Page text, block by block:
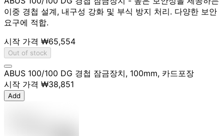
이중 경첩 설계, 내구성 강화 및 부식 방지 처리. 다양한 보안
요구에 적합.
시작 가격 ₩65,554
Out of stock
ABUS 100/100 DG 경첩 잠금장치, 100mm, 카드포장
시작 가격 ₩38,851
Add